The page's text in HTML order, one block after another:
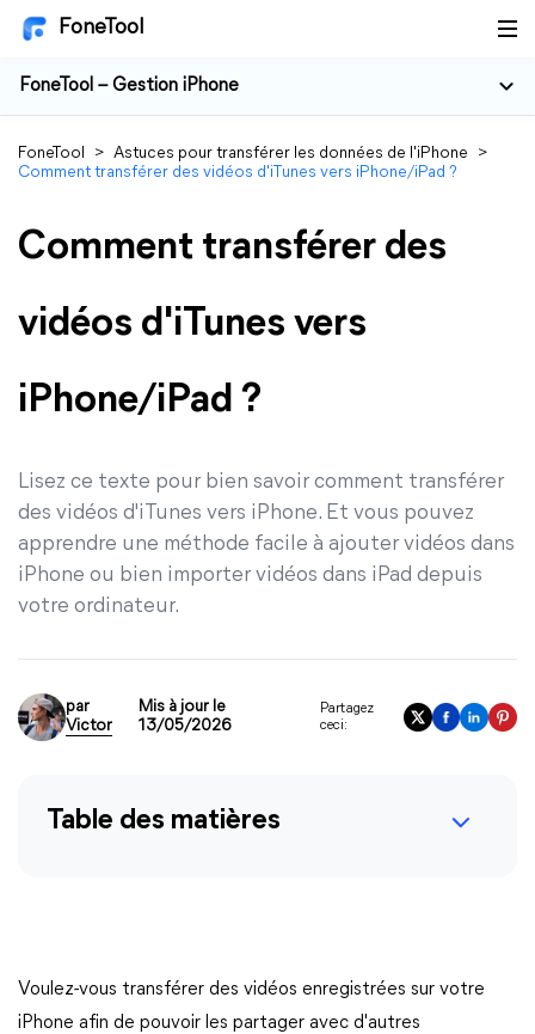
FoneTool
FoneTool – Gestion iPhone
FoneTool > Astuces pour transférer les données de l'iPhone
>
Comment transférer des vidéos d'iTunes vers iPhone/iPad ?
Comment transférer des
vidéos d'iTunes vers
iPhone/iPad ?
Lisez ce texte pour bien savoir comment transférer
des vidéos d'iTunes vers iPhone. Et vous pouvez
apprendre une méthode facile à ajouter vidéos dans
iPhone ou bien importer vidéos dans iPad depuis
votre ordinateur.
par
Victor
Mis à jour le
13/05/2026
Partagez
ceci:
Table des matières
Voulez-vous transférer des vidéos enregistrées sur votre
iPhone afin de pouvoir les partager avec d'autres